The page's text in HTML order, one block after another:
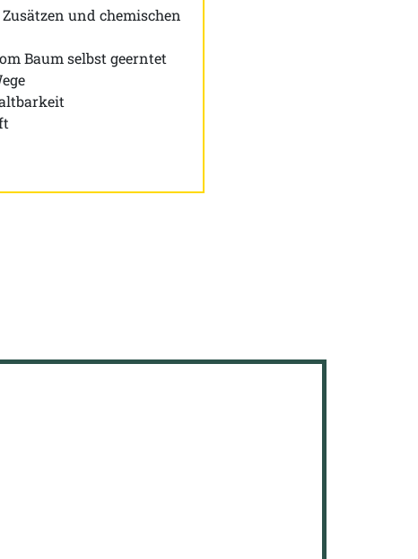
und chemischen
Baum selbst geerntet